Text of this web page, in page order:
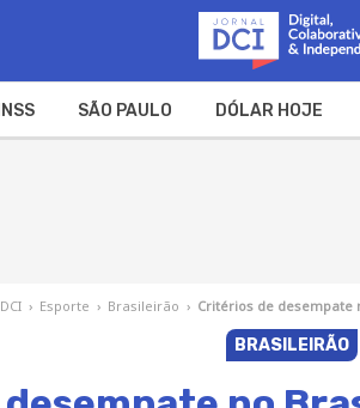
INSS SÃO PAULO DÓLAR HOJE
› Esporte › Brasileirão › Critérios de desempate
BRASILEIRÃO